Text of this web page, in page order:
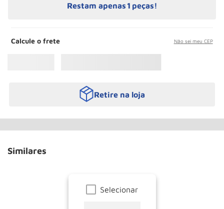
Restam apenas 1 peças!
Calcule o frete Não sei meu CEP
Retire na loja
Similares
Selecionar